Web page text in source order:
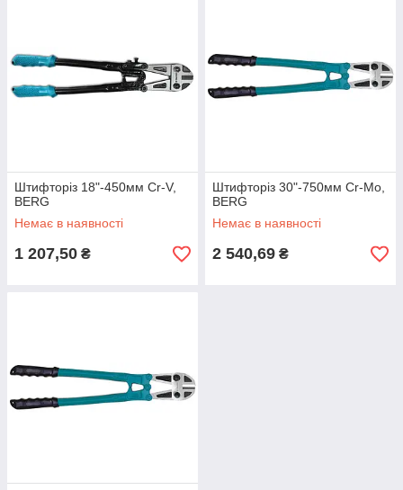
Штифторіз 18"-450мм Cr-V,
BERG
Немає в наявності
1 207,50 ₴
Штифторіз 30"-750мм Cr-Mo,
BERG
Немає в наявності
2 540,69 ₴